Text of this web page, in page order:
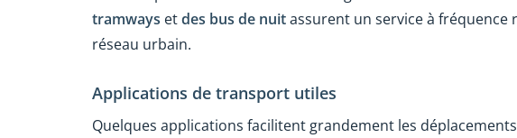
tramways etdes bus de nuitassurent un service à
réseau urbain.
Applications de transport utiles
Quelques applications facilitent grandement les